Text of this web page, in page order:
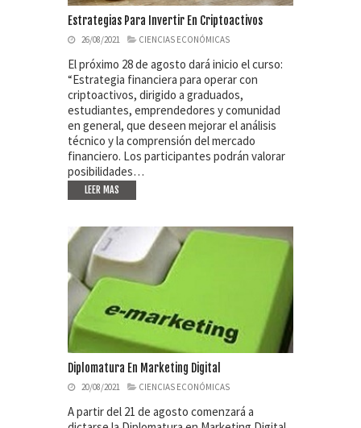
Estrategias Para Invertir En Criptoactivos
26/08/2021 CIENCIAS ECONÓMICAS
El próximo 28 de agosto dará inicio el curso:
“Estrategia financiera para operar con
criptoactivos, dirigido a graduados,
estudiantes, emprendedores y comunidad
en general, que deseen mejorar el análisis
técnico y la comprensión del mercado
financiero. Los participantes podrán valorar
posibilidades…
LEER MAS
Diplomatura En Marketing Digital
20/08/2021 CIENCIAS ECONÓMICAS
A partir del 21 de agosto comenzará a